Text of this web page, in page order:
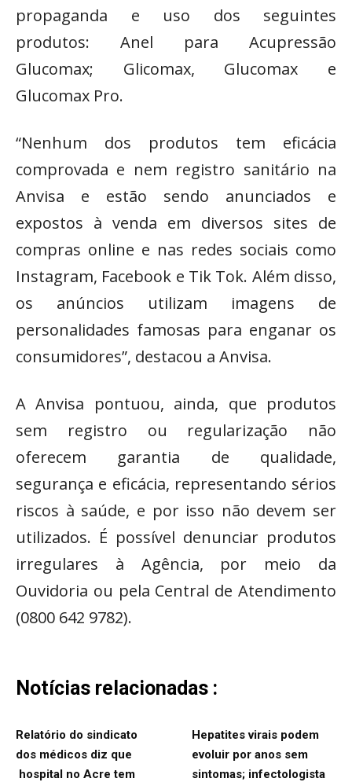
propaganda e uso dos seguintes
produtos: Anel para Acupressão
Glucomax; Glicomax, Glucomax e
Glucomax Pro.
“Nenhum dos produtos tem eficácia
comprovada e nem registro sanitário na
Anvisa e estão sendo anunciados e
expostos à venda em diversos sites de
compras online e nas redes sociais como
Instagram, Facebook e Tik Tok. Além disso,
os anúncios utilizam imagens de
personalidades famosas para enganar os
consumidores”, destacou a Anvisa.
A Anvisa pontuou, ainda, que produtos
sem registro ou regularização não
oferecem garantia de qualidade,
segurança e eficácia, representando sérios
riscos à saúde, e por isso não devem ser
utilizados. É possível denunciar produtos
irregulares à Agência, por meio da
Ouvidoria ou pela Central de Atendimento
(0800 642 9782).
Notícias relacionadas :
Relatório do sindicato
dos médicos diz que
hospital no Acre tem
Hepatites virais podem
evoluir por anos sem
sintomas; infectologista